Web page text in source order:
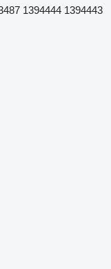
1394444 1394443